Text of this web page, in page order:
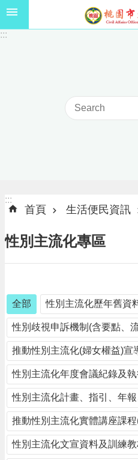
跳到主要內容區塊
1
獎
學
線
機
場
回
饋
金
醫
療
保
健
費
線
上
申
:::
:::
:::
首頁 生活便民資訊
性別主流化專區
全部 性別主流化歷年舊資
性別歧視申訴機制(含要點、
推動性別主流化(婦女權益)宣
性別主流化年度會議紀錄及
性別主流化計畫、指引、年
推動性別主流化實體講座課
性別主流化文宣資料及訓練